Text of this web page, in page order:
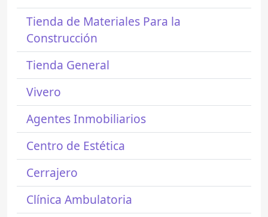
Tienda de Materiales Para la
Construcción
Tienda General
Vivero
Agentes Inmobiliarios
Centro de Estética
Cerrajero
Clínica Ambulatoria